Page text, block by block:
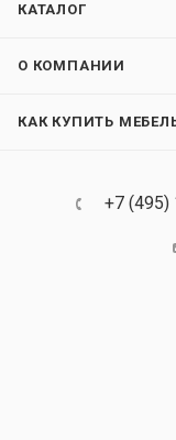
КАТАЛОГ
О КОМПАНИИ
КАК КУПИТЬ
+7 (495)